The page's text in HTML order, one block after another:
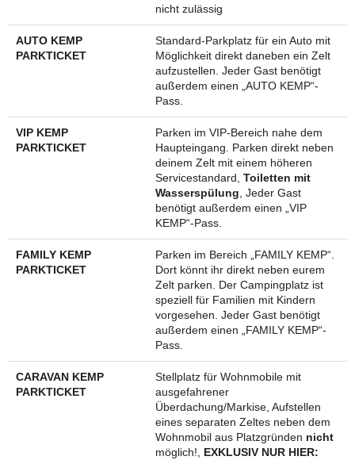
nicht zulässig
AUTO KEMP
PARKTICKET
Standard-Parkplatz für ein Auto mit
Möglichkeit direkt daneben ein Zelt
aufzustellen. Jeder Gast benötigt
außerdem einen „AUTO KEMP“-
Pass.
VIP KEMP
PARKTICKET
Parken im VIP-Bereich nahe dem
Haupteingang. Parken direkt neben
deinem Zelt mit einem höheren
Servicestandard, Toiletten mit
Wasserspülung, Jeder Gast
benötigt außerdem einen „VIP
KEMP“-Pass.
FAMILY KEMP
PARKTICKET
Parken im Bereich „FAMILY KEMP“.
Dort könnt ihr direkt neben eurem
Zelt parken. Der Campingplatz ist
speziell für Familien mit Kindern
vorgesehen. Jeder Gast benötigt
außerdem einen „FAMILY KEMP“-
Pass.
CARAVAN KEMP
PARKTICKET
Stellplatz für Wohnmobile mit
ausgefahrener
Überdachung/Markise, Aufstellen
eines separaten Zeltes neben dem
Wohnmobil aus Platzgründen nicht
möglich!, EXKLUSIV NUR HIER: